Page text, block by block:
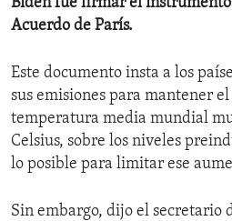
Acuerdo de París.
Este documento insta a los
sus emisiones para mantener
temperatura media mundial
Celsius, sobre los niveles
lo posible para limitar ese
Sin embargo, dijo el secretario